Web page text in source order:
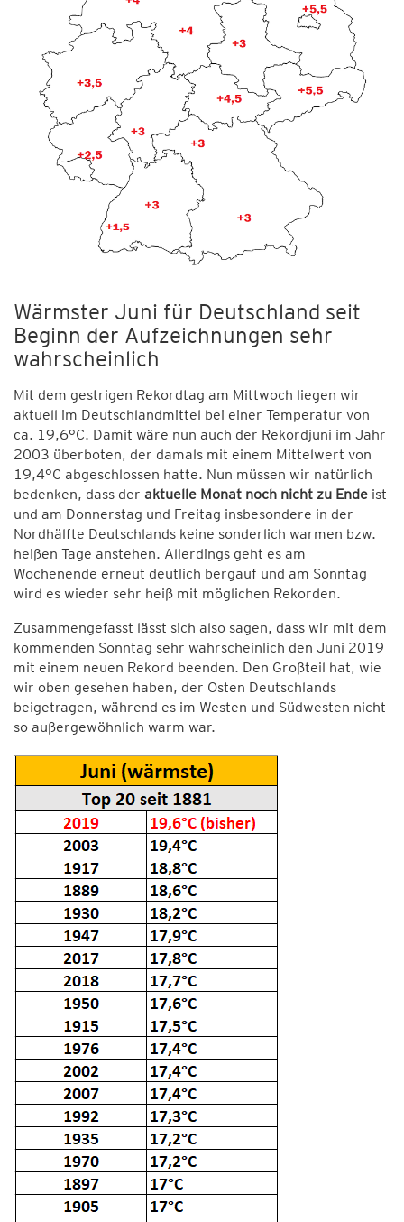
Wärmster Juni für Deutschland seit
Beginn der Aufzeichnungen sehr
wahrscheinlich
Mit dem gestrigen Rekordtag am Mittwoch liegen wir
aktuell im Deutschlandmittel bei einer Temperatur von
ca. 19,6°C. Damit wäre nun auch der Rekordjuni im Jahr
2003 überboten, der damals mit einem Mittelwert von
19,4°C abgeschlossen hatte. Nun müssen wir natürlich
bedenken, dass der aktuelle Monat noch nicht zu Ende ist
und am Donnerstag und Freitag insbesondere in der
Nordhälfte Deutschlands keine sonderlich warmen bzw.
heißen Tage anstehen. Allerdings geht es am
Wochenende erneut deutlich bergauf und am Sonntag
wird es wieder sehr heiß mit möglichen Rekorden.
Zusammengefasst lässt sich also sagen, dass wir mit dem
kommenden Sonntag sehr wahrscheinlich den Juni 2019
mit einem neuen Rekord beenden. Den Großteil hat, wie
wir oben gesehen haben, der Osten Deutschlands
beigetragen, während es im Westen und Südwesten nicht
so außergewöhnlich warm war.